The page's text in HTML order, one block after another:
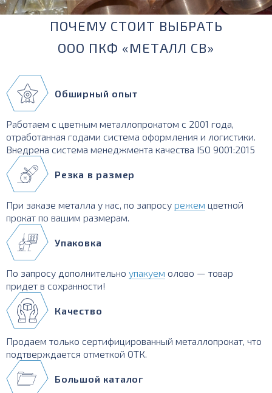
ПОЧЕМУ СТОИТ ВЫБРАТЬ
ООО ПКФ «МЕТАЛЛ СВ»
Обширный опыт
Работаем с цветным металлопрокатом с 2001 года,
отработанная годами система оформления и логистики.
Внедрена система менеджмента качества ISO 9001:2015
Резка в размер
При заказе металла у нас, по запросу режем цветной
прокат по вашим размерам.
Упаковка
По запросу дополнительно упакуем олово — товар
придет в сохранности!
Качество
Продаем только сертифицированный металлопрокат, что
подтверждается отметкой ОТК.
Большой каталог